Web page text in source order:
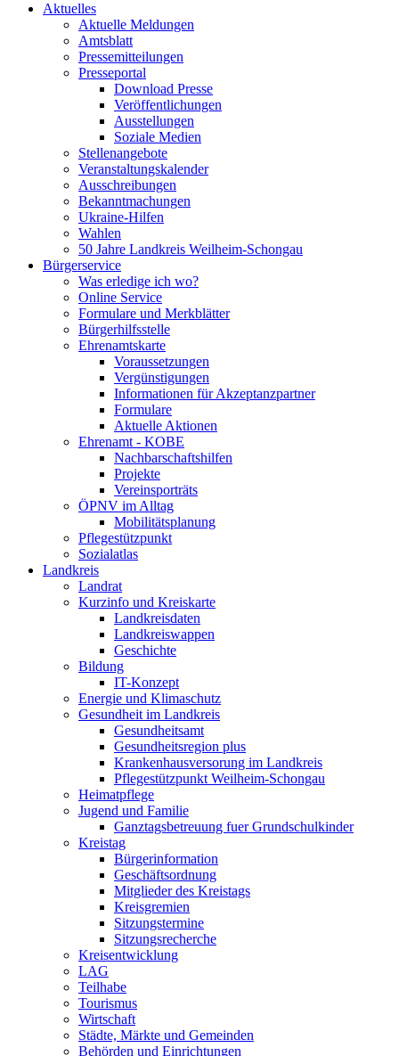
Aktuelles
Aktuelle Meldungen
Amtsblatt
Pressemitteilungen
Presseportal
Download Presse
Veröffentlichungen
Ausstellungen
Soziale Medien
Stellenangebote
Veranstaltungskalender
Ausschreibungen
Bekanntmachungen
Ukraine-Hilfen
Wahlen
50 Jahre Landkreis Weilheim-Schongau
Bürgerservice
Was erledige ich wo?
Online Service
Formulare und Merkblätter
Bürgerhilfsstelle
Ehrenamtskarte
Voraussetzungen
Vergünstigungen
Informationen für Akzeptanzpartner
Formulare
Aktuelle Aktionen
Ehrenamt - KOBE
Nachbarschaftshilfen
Projekte
Vereinsporträts
ÖPNV im Alltag
Mobilitätsplanung
Pflegestützpunkt
Sozialatlas
Landkreis
Landrat
Kurzinfo und Kreiskarte
Landkreisdaten
Landkreiswappen
Geschichte
Bildung
IT-Konzept
Energie und Klimaschutz
Gesundheit im Landkreis
Gesundheitsamt
Gesundheitsregion plus
Krankenhausversorung im Landkreis
Pflegestützpunkt Weilheim-Schongau
Heimatpflege
Jugend und Familie
Ganztagsbetreuung fuer Grundschulkinder
Kreistag
Bürgerinformation
Geschäftsordnung
Mitglieder des Kreistags
Kreisgremien
Sitzungstermine
Sitzungsrecherche
Kreisentwicklung
LAG
Teilhabe
Tourismus
Wirtschaft
Städte, Märkte und Gemeinden
Behörden und Einrichtungen